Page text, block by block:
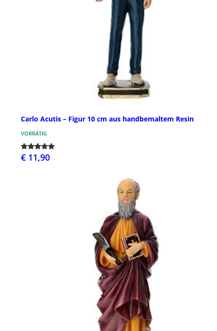
Carlo Acutis – Figur 10 cm aus handbemaltem Resin
VORRÄTIG
€ 11,90